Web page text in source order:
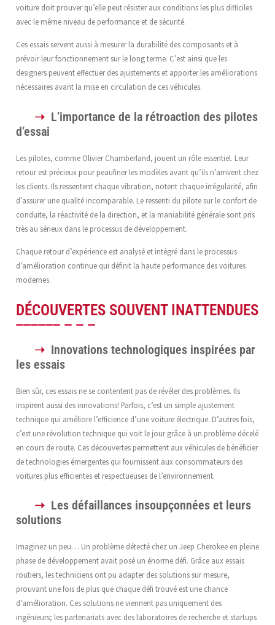
voiture doit prouver qu’elle peut résister aux conditions les plus difficiles
avec le même niveau de performance et de sécurité.
Ces essais servent aussi à mesurer la durabilité des composants et à
prévoir leur fonctionnement sur le long terme. C’est ainsi que les
designers peuvent effectuer des ajustements et apporter les améliorations
nécessaires avant la mise en circulation de ces véhicules.
L’importance de la rétroaction des pilotes
d’essai
Les pilotes, comme Olivier Chamberland, jouent un rôle essentiel. Leur
retour est précieux pour peaufiner les modèles avant qu’ils n’arrivent chez
les clients. Ils ressentent chaque vibration, notent chaque irrégularité, afin
d’assurer une qualité incomparable. Le ressenti du pilote sur le confort de
conduite, la réactivité de la direction, et la maniabilité générale sont pris
très au sérieux dans le processus de développement.
Chaque retour d’expérience est analysé et intégré dans le processus
d’amélioration continue qui définit la haute performance des voitures
modernes.
DÉCOUVERTES SOUVENT INATTENDUES
Innovations technologiques inspirées par
les essais
Bien sûr, ces essais ne se contentent pas de révéler des problèmes. Ils
inspirent aussi des innovations! Parfois, c’est un simple ajustement
technique qui améliore l’efficience d’une voiture électrique. D’autres fois,
c’est une révolution technique qui voit le jour grâce à un problème décelé
en cours de route. Ces découvertes permettent aux véhicules de bénéficier
de technologies émergentes qui fournissent aux consommateurs des
voitures plus efficientes et respectueuses de l’environnement.
Les défaillances insoupçonnées et leurs
solutions
Imaginez un peu… Un problème détecté chez un Jeep Cherokee en pleine
phase de développement avait posé un énorme défi. Grâce aux essais
routiers, les techniciens ont pu adapter des solutions sur mesure,
prouvant une fois de plus que chaque défi trouvé est une chance
d’amélioration. Ces solutions ne viennent pas uniquement des
ingénieurs; les partenariats avec des laboratoires de recherche et startups